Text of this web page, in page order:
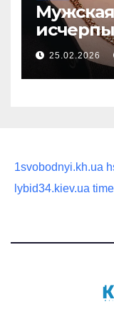
25.02.2026
1svobodnyi.kh.ua
lybid34.kiev.ua